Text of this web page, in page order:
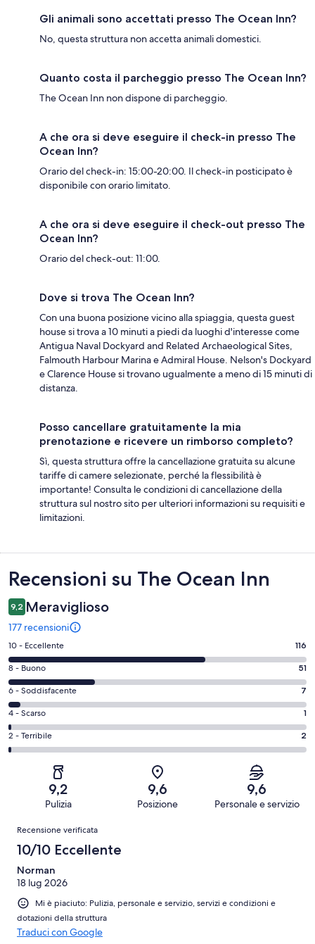
Gli animali sono accettati presso The Ocean Inn?
No, questa struttura non accetta animali domestici.
Quanto costa il parcheggio presso The Ocean Inn?
The Ocean Inn non dispone di parcheggio.
A che ora si deve eseguire il check-in presso The
Ocean Inn?
Orario del check-in: 15:00-20:00. Il check-in posticipato è
disponibile con orario limitato.
A che ora si deve eseguire il check-out presso The
Ocean Inn?
Orario del check-out: 11:00.
Dove si trova The Ocean Inn?
Con una buona posizione vicino alla spiaggia, questa guest
house si trova a 10 minuti a piedi da luoghi d'interesse come
Antigua Naval Dockyard and Related Archaeological Sites,
Falmouth Harbour Marina e Admiral House. Nelson's Dockyard
e Clarence House si trovano ugualmente a meno di 15 minuti di
distanza.
Posso cancellare gratuitamente la mia
prenotazione e ricevere un rimborso completo?
Sì, questa struttura offre la cancellazione gratuita su alcune
tariffe di camere selezionate, perché la flessibilità è
importante! Consulta le condizioni di cancellazione della
struttura sul nostro sito per ulteriori informazioni su requisiti e
limitazioni.
Recensioni
Recensioni su The Ocean Inn
9,2 Meraviglioso
177 recensioni
Valutazione
di
10
-
Eccellente.
116
su
177
recensioni
10 - Eccellente 116
Valutazione
di
8
-
Buono.
51
recensioni
8 - Buono 51
Valutazione
di
6
-
Soddisfacente.
recensioni
6 - Soddisfacente 7
Valutazione
di
4
recensioni
4 - Scarso 1
Valutazione
di
Terribile.
su
recensioni
2 - Terribile 2
9,2
Pulizia
9,6
Posizione
9,6
Personale e servizio
Recensioni
Recensione verificata
10/10 Eccellente
Norman
18 lug 2026
Mi è piaciuto: Pulizia, personale e servizio, servizi e condizioni e
dotazioni della struttura
Traduci con Google